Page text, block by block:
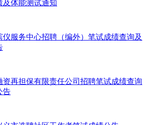
及体能测试通知
仪服务中心招聘（编外）笔试成绩查询及
资再担保有限责任公司招聘笔试成绩查询
告